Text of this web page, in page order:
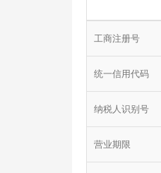
工商注册号
统一信用代码
纳税人识别号
营业期限